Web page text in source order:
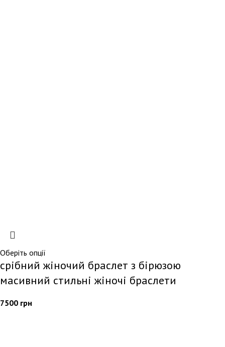
Оберіть опції
срібний жіночий браслет з бірюзою
масивний стильні жіночі браслети
7500 грн